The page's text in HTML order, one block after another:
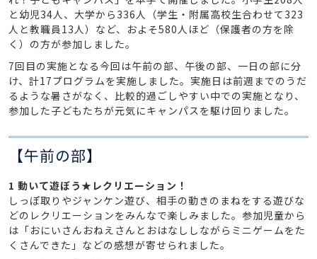
と幼児34人、大学から336人（学生・附属高校生合わせて323
人と教職員13人）など、およそ580人ほど（保護者の方を除
く）の方が参加しました。
7回目の実施となる今回は午前の部、午後の部、一日の部に分
け、計17プログラムを実施しました。実施日は前週までのうだ
るような暑さがなく、比較的過ごしやすい中での実施となり、
参加した子どもたちが元気にキャンパスを駆け回りました。
【午前の部】
1 動いて遊ぼう★レクリエーション！
しっぽ取りやジャンケン遊び、相手の動きのまねをする遊びな
どのレクリエーションをみんなで楽しみました。参加児童から
は「おにいさんおねえさんとおはなししながらミニゲームをた
くさんできた」などの感想が寄せられました。